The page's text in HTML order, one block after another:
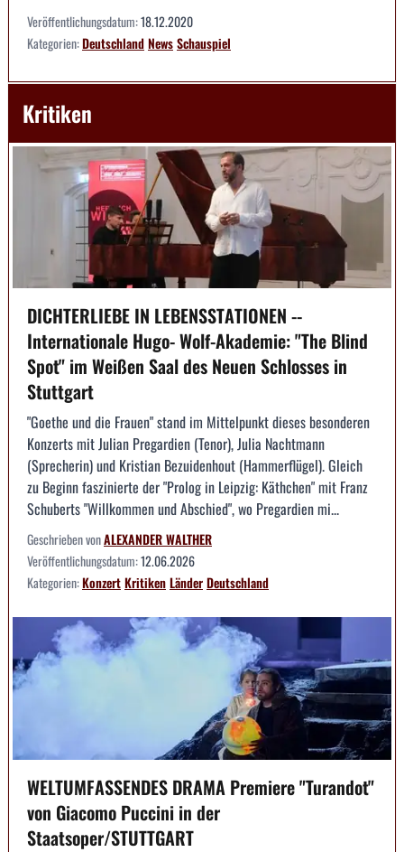
Veröffentlichungsdatum:18.12.2020
Kategorien:DeutschlandNewsSchauspiel
Kritiken
DICHTERLIEBE IN LEBENSSTATIONEN --
Internationale Hugo- Wolf-Akademie: "The Blind
Spot" im Weißen Saal des Neuen Schlosses in
Stuttgart
"Goethe und die Frauen" stand im Mittelpunkt dieses besonderen
Konzerts mit Julian Pregardien (Tenor), Julia Nachtmann
(Sprecherin) und Kristian Bezuidenhout (Hammerflügel). Gleich
zu Beginn faszinierte der "Prolog in Leipzig: Käthchen" mit Franz
Schuberts "Willkommen und Abschied", wo Pregardien mi...
Geschrieben vonALEXANDER WALTHER
Veröffentlichungsdatum:12.06.2026
Kategorien:KonzertKritikenLänderDeutschland
WELTUMFASSENDES DRAMA Premiere "Turandot"
von Giacomo Puccini in der
Staatsoper/STUTTGART